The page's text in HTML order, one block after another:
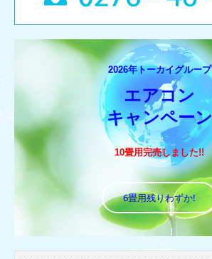
2026年トーカイグループ
エアコン
キャンペーン
10畳用完売しました!!
6畳用残りわずか!